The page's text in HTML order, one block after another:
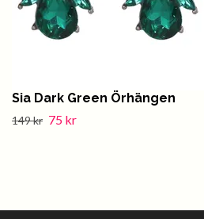
Sia Dark Green Örhängen
149 kr 75 kr